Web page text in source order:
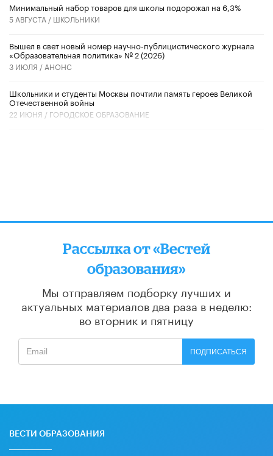
Минимальный набор товаров для школы подорожал на 6,3%
5 АВГУСТА / ШКОЛЬНИКИ
Вышел в свет новый номер научно-публицистического журнала
«Образовательная политика» № 2 (2026)
3 ИЮЛЯ / АНОНС
Школьники и студенты Москвы почтили память героев Великой
Отечественной войны
22 ИЮНЯ / ГОРОДСКОЕ ОБРАЗОВАНИЕ
Рассылка от «Вестей
образования»
Мы отправляем подборку лучших и
актуальных материалов два раза в неделю:
во вторник и пятницу
ПОДПИСАТЬСЯ
ВЕСТИ ОБРАЗОВАНИЯ